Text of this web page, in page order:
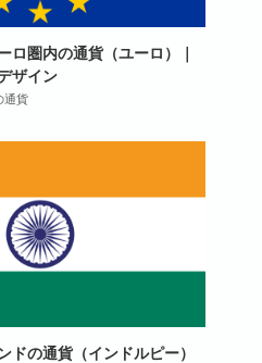
ロ圏内の通貨（ユーロ）｜
ザイン
通貨
ドの通貨（インドルピー）